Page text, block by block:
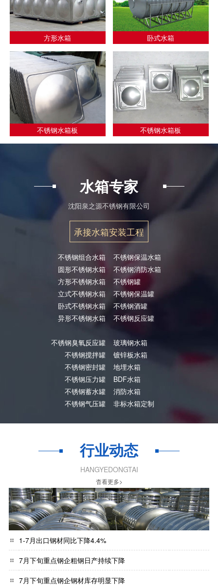
方形水箱 卧式水箱
不锈钢水箱板 不锈钢水箱板
水箱专家
沈阳泉之源不锈钢有限公司
承接水箱安装工程
不锈钢组合水箱
圆形不锈钢水箱
方形不锈钢水箱
立式不锈钢水箱
卧式不锈钢水箱
异形不锈钢水箱
不锈钢臭氧反应罐
不锈钢搅拌罐
不锈钢密封罐
不锈钢压力罐
不锈钢蓄水罐
不锈钢气压罐
不锈钢保温水箱
不锈钢消防水箱
不锈钢罐
不锈钢保温罐
不锈钢酒罐
不锈钢反应罐
玻璃钢水箱
镀锌板水箱
地埋水箱
BDF水箱
消防水箱
非标水箱定制
行业动态
HANGYEDONGTAI
杳看更多>
1-7月出口钢材同比下降4.4%
7月下旬重点钢企粗钢日产持续下降
7月下旬重点钢企钢材库存明显下降